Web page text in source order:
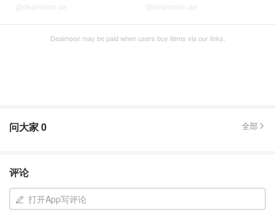
@dealmoon.de @dealmoon.de
Dealmoon may be paid when users buy items via our links.
问大家0 全部
评论
打开App写评论